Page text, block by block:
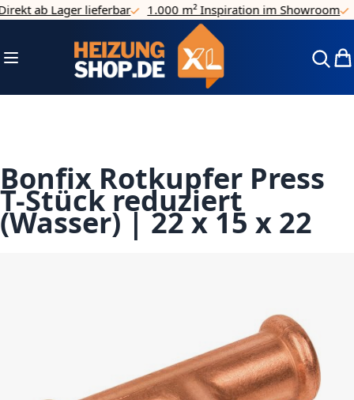
Direkt zum Inhalt
ab Lager lieferbar 1.000 m² Inspiration im Showroom
Navigation umschalten
Bonfix Rotkupfer Press
T-Stück reduziert
(Wasser) | 22 x 15 x 22